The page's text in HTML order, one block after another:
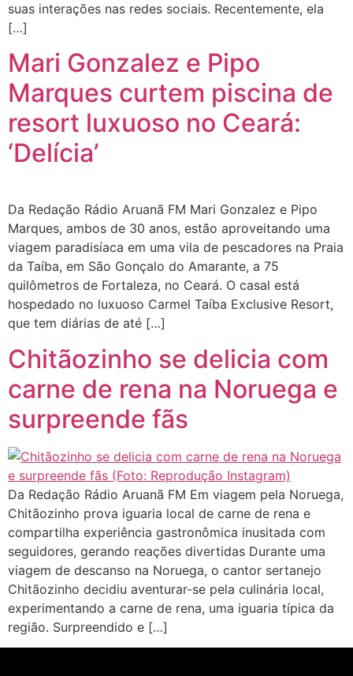
suas interações nas redes sociais. Recentemente, ela
[…]
Mari Gonzalez e Pipo
Marques curtem piscina de
resort luxuoso no Ceará:
‘Delícia’
Da Redação Rádio Aruanã FM Mari Gonzalez e Pipo
Marques, ambos de 30 anos, estão aproveitando uma
viagem paradisíaca em uma vila de pescadores na Praia
da Taíba, em São Gonçalo do Amarante, a 75
quilômetros de Fortaleza, no Ceará. O casal está
hospedado no luxuoso Carmel Taíba Exclusive Resort,
que tem diárias de até […]
Chitãozinho se delicia com
carne de rena na Noruega e
surpreende fãs
Da Redação Rádio Aruanã FM Em viagem pela Noruega,
Chitãozinho prova iguaria local de carne de rena e
compartilha experiência gastronômica inusitada com
seguidores, gerando reações divertidas Durante uma
viagem de descanso na Noruega, o cantor sertanejo
Chitãozinho decidiu aventurar-se pela culinária local,
experimentando a carne de rena, uma iguaria típica da
região. Surpreendido e […]